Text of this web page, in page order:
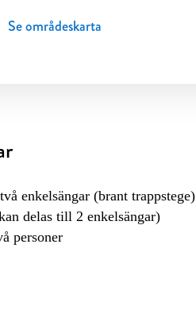
Se områdeskarta
enkelsängar (brant trappstege)
delas till 2 enkelsängar)
personer